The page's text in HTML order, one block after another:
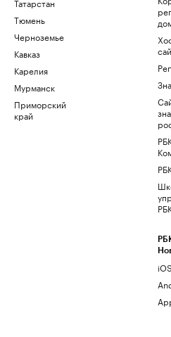
Тюмень
Черноземье
Кавказ
Карелия
Мурманск
Приморский
край
iOS